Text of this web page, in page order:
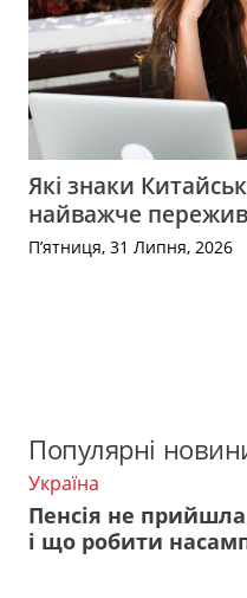
Які знаки
найважче
П’ятниця, 31 Липня, 2026
Популярні
Україна
Пенсія не
і що робити